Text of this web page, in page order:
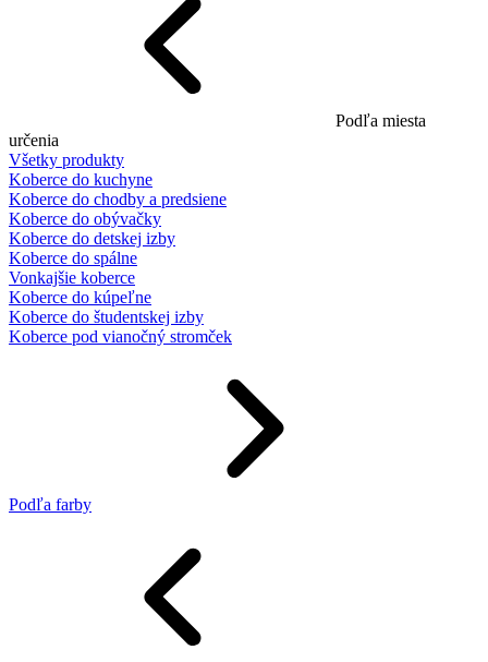
Podľa miesta
určenia
Všetky produkty
Koberce do kuchyne
Koberce do chodby a predsiene
Koberce do obývačky
Koberce do detskej izby
Koberce do spálne
Vonkajšie koberce
Koberce do kúpeľne
Koberce do študentskej izby
Koberce pod vianočný stromček
Podľa farby